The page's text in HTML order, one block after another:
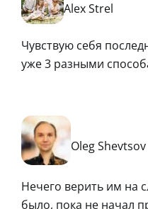
Alex Strel
Чувствую себя
уже 3 разными
Oleg Shevtsov
Нечего верить им на
было, пока не начал